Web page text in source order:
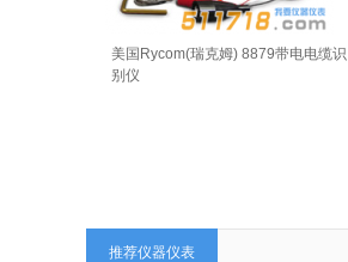
美国Rycom(瑞克姆) 8879带电电缆识
别仪
推荐仪器仪表